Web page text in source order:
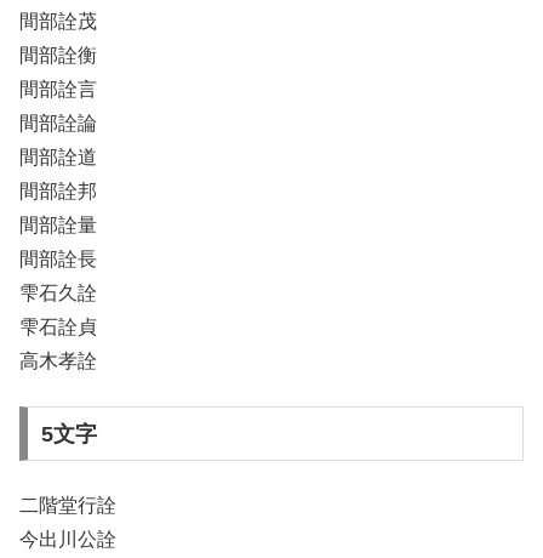
間部詮茂
間部詮衡
間部詮言
間部詮論
間部詮道
間部詮邦
間部詮量
間部詮長
雫石久詮
雫石詮貞
高木孝詮
5文字
二階堂行詮
今出川公詮